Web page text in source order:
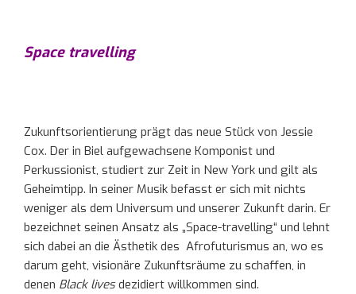
Space travelling
Zukunftsorientierung prägt das neue Stück von Jessie
Cox. Der in Biel aufgewachsene Komponist und
Perkussionist, studiert zur Zeit in New York und gilt als
Geheimtipp. In seiner Musik befasst er sich mit nichts
weniger als dem Universum und unserer Zukunft darin. Er
bezeichnet seinen Ansatz als „Space-travelling“ und lehnt
sich dabei an die Ästhetik des Afrofuturismus an, wo es
darum geht, visionäre Zukunftsräume zu schaffen, in
denen Black livesdezidiert willkommen sind.